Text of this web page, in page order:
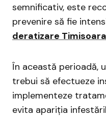
semnificativ, este
prevenire să fie
deratizare Timisoara
În această perioadă,
trebui să efectueze
implementeze
evita apariția